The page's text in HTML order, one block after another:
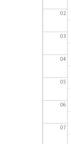
02
03
04
05
06
07